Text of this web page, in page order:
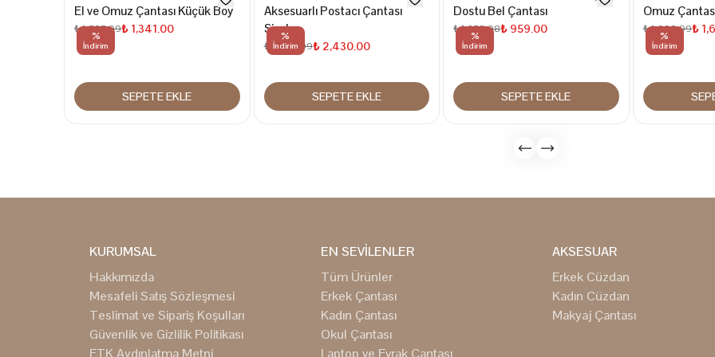
%
İndirim
El ve Omuz Çantası Küçük Boy
₺ 1,787.99₺ 1,341.00
SEPETE EKLE
%
İndirim
Aksesuarlı Postacı Çantası
Siyah
₺ 3,239.99₺ 2,430.00
SEPETE EKLE
%
İndirim
Dostu Bel Çantası
₺ 1,278.98₺ 959.00
SEPETE EKLE
%
İndirim
Omuz
₺ 1,999.99₺
KURUMSAL
Hakkımızda
Mesafeli Satış Sözleşmesi
Teslimat ve Sipariş Koşulları
Güvenlik ve Gizlilik Politikası
EN SEVİLENLER
Tüm Ürünler
Erkek Çantası
Kadın Çantası
Okul Çantası
AKSESUAR
Erkek Cüzdan
Kadın Cüzdan
Makyaj Çantası